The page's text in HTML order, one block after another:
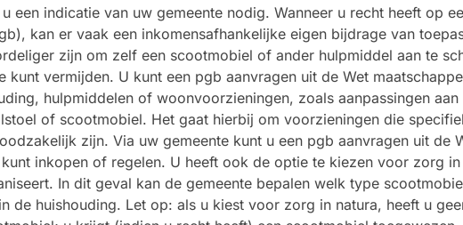
een indicatie van uw gemeente nodig. Wanneer u recht heeft op
kan er vaak een inkomensafhankelijke eigen bijdrage van
zijn om zelf een scootmobiel of ander hulpmiddel aan te
kunt vermijden. U kunt een pgb aanvragen uit de Wet
hulpmiddelen of woonvoorzieningen, zoals aanpassingen
of scootmobiel. Het gaat hierbij om voorzieningen die
zijn. Via uw gemeente kunt u een pgb aanvragen uit de
inkopen of regelen. U heeft ook de optie te kiezen voor zorg
In dit geval kan de gemeente bepalen welk type
de huishouding. Let op: als u kiest voor zorg in natura, heeft u